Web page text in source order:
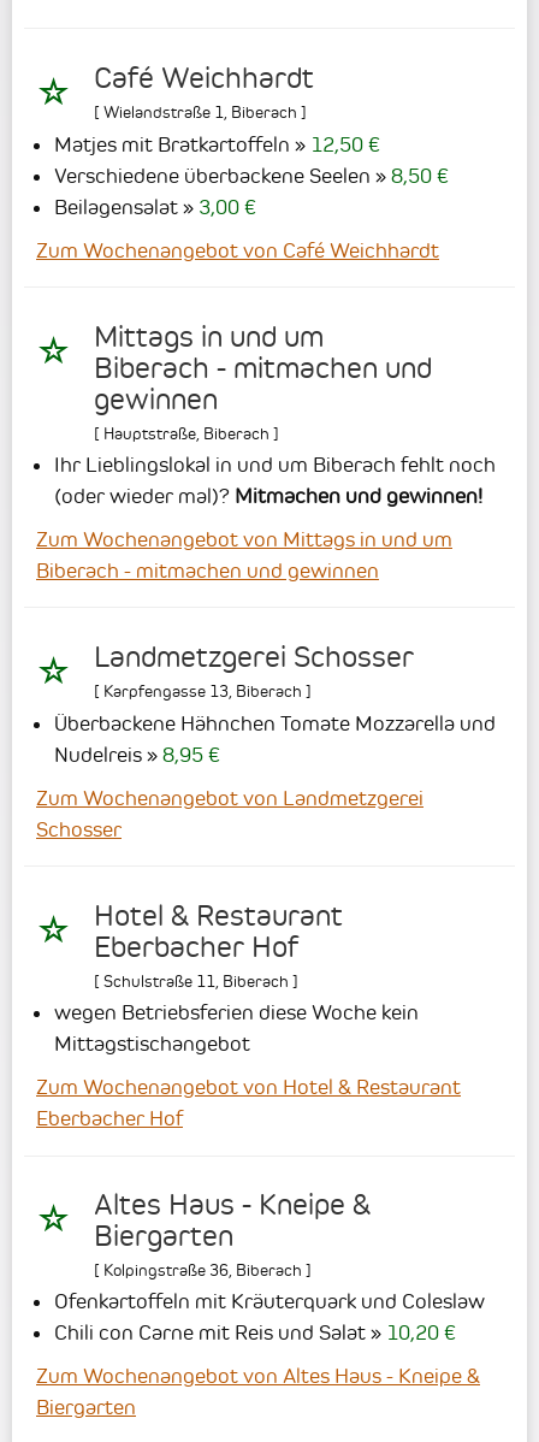
Café Weichhardt
[ Wielandstraße 1 Biberach ]
Matjes mit Bratkartoffeln
12,50 €
Verschiedene überbackene Seelen
8,50 €
Beilagensalat
3,00 €
Zum Wochenangebot von Café Weichhardt
Mittags in und um
Biberach - mitmachen und
gewinnen
[ Hauptstraße Biberach ]
Ihr Lieblingslokal in und um Biberach fehlt noch
(oder wieder mal)? Mitmachen und gewinnen!
Zum Wochenangebot von Mittags in und um
Biberach - mitmachen und gewinnen
Landmetzgerei Schosser
[ Karpfengasse 13 Biberach ]
Überbackene Hähnchen Tomate Mozzarella und
Nudelreis
8,95 €
Zum Wochenangebot von Landmetzgerei
Schosser
Hotel & Restaurant
Eberbacher Hof
[ Schulstraße 11 Biberach ]
wegen Betriebsferien diese Woche kein
Mittagstischangebot
Zum Wochenangebot von Hotel & Restaurant
Eberbacher Hof
Altes Haus - Kneipe &
Biergarten
[ Kolpingstraße 36, Biberach ]
Ofenkartoffeln mit Kräuterquark und Coleslaw
Chili con Carne mit Reis und Salat
10,20 €
Zum Wochenangebot von Altes Haus - Kneipe &
Biergarten